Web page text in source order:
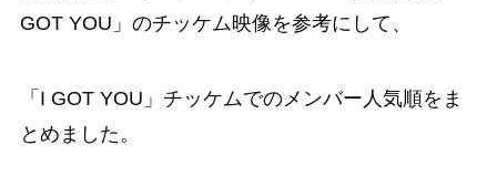
GOT YOU」のチッケム映像を参考にして、
「I GOT YOU」チッケムでのメンバー人気順をま
とめました。